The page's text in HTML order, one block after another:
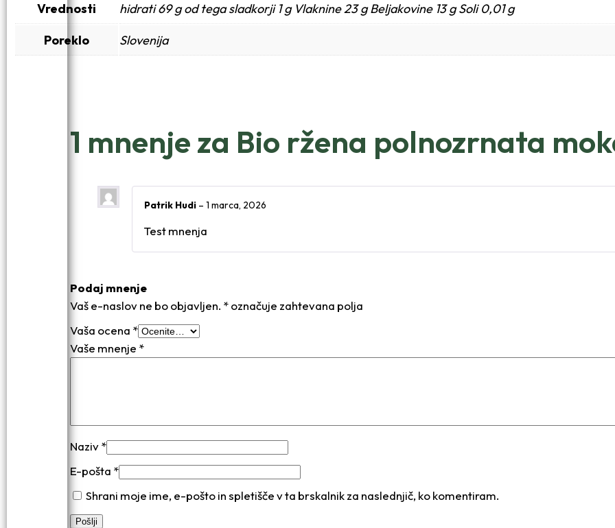
Vrednosti
hidrati 69 g od tega sladkorji 1 g Vlaknine 23 g Beljakovine 13 g Soli 0,01 g
Poreklo
Slovenija
1 mnenje za Bio ržena polnozrnata
Patrik Hudi – 1 marca, 2026
Test mnenja
Podaj mnenje
Vaš e-naslov ne bo objavljen. *označuje zahtevana polja
Vaša ocena *
Vaše mnenje *
Naziv*
E-pošta *
Shrani moje ime, e-pošto in spletišče v ta brskalnik za naslednjič, ko komentiram.